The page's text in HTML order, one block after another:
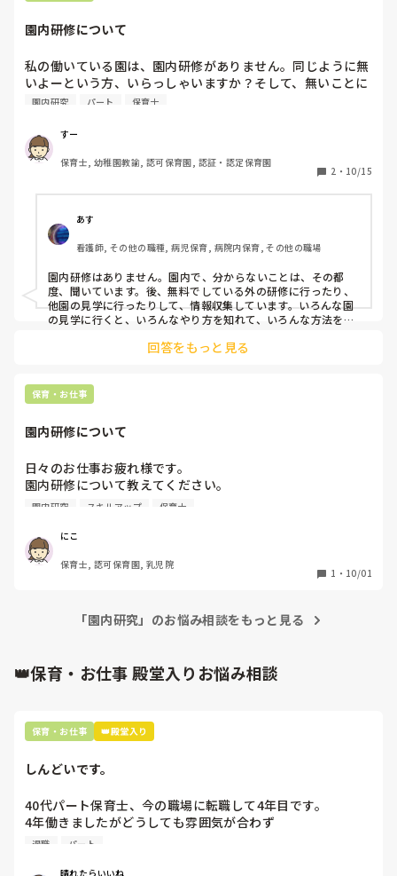
しい、、、誰かの決めた「~らしい」にとらわれない楽しみ
いに気付き、その違いを愛し繋がり合えば助け合える。
質問ではなくつぶやきです。
園内研修について
私の働いている園は、園内研修がありません。同じように無
いよーという方、いらっしゃいますか？そして、無いことに
対して、どのように思いますか？
園内研究 パート 保育士
すー
保育士, 幼稚園教諭, 認可保育園, 認証・認定保育園
2 ・ 10/15
あす
看護師, その他の職種, 病児保育, 病院内保育, その他の職場
園内研修はありません。園内で、分からないことは、その都
度、聞いています。後、無料でしている外の研修に行ったり、
他園の見学に行ったりして、情報収集しています。いろんな園
の見学に行くと、いろんなやり方を知れて、いろんな方法を知
この場も利用して、いろいろ、相談して、自分で抱え込まない
回答をもっと見る
保育・お仕事
園内研修について
日々のお仕事お疲れ様です。
園内研修について教えてください。
・頻度
・実施している時間帯
以上の内容を教えて頂けたら嬉しいです。
園内研究 スキルアップ 保育士
にこ
保育士, 認可保育園, 乳児院
1 ・ 10/01
「園内研究」のお悩み相談をもっと見る
👑保育・お仕事 殿堂入りお悩み相談
保育・お仕事 👑殿堂入り
しんどいです。
40代パート保育士、今の職場に転職して4年目です。
4年働きましたがどうしても雰囲気が合わず
退職しようと思っています。
周りの職員は、勤続10年以上から何十年という先生がほとん
退職 パート
晴れたらいいね